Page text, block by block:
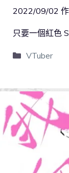
2022/09/02
只要一個紅色
VTuber